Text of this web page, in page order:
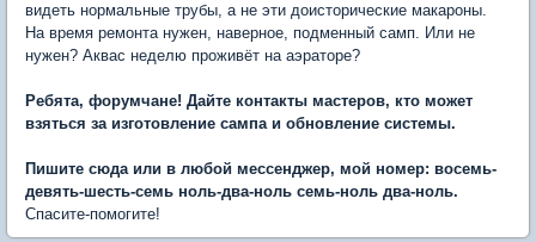
видеть нормальные трубы, а не эти доисторические макароны.
На время ремонта нужен, наверное, подменный самп. Или не
нужен? Аквас неделю проживёт на аэраторе?
Ребята, форумчане! Дайте контакты мастеров, кто может
взяться за изготовление сампа и обновление системы.
Пишите сюда или в любой мессенджер, мой номер: восемь-
девять-шесть-семь ноль-два-ноль семь-ноль два-ноль.
Спасите-помогите!